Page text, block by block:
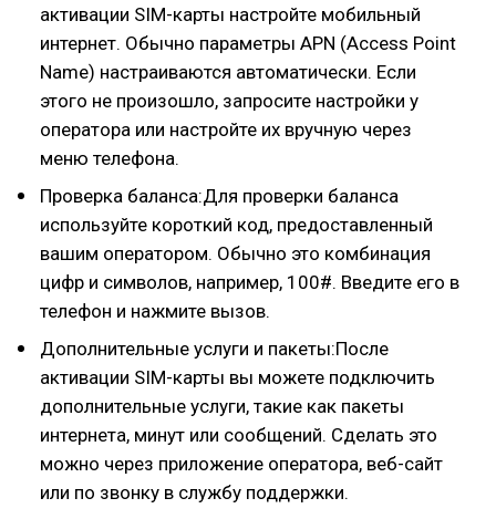
активации SIM-карты настройте мобильный
интернет. Обычно параметры APN (Access Point
Name) настраиваются автоматически. Если
этого не произошло, запросите настройки у
оператора или настройте их вручную через
меню телефона.
Проверка баланса:Для проверки баланса
используйте короткий код, предоставленный
вашим оператором. Обычно это комбинация
цифр и символов, например, ­100#. Введите его в
телефон и нажмите вызов.
Дополнительные услуги и пакеты:После
активации SIM-карты вы можете подключить
дополнительные услуги, такие как пакеты
интернета, минут или сообщений. Сделать это
можно через приложение оператора, веб-сайт
или по звонку в службу поддержки.